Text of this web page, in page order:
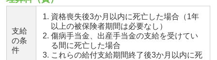
支給
の条
件
資格喪失後3か月以内に死亡した場合（1年
以上の被保険者期間は必要なし）
傷病手当金、出産手当金の支給を受けてい
る間に死亡した場合
これらの給付支給期間終了後3か月以内に死